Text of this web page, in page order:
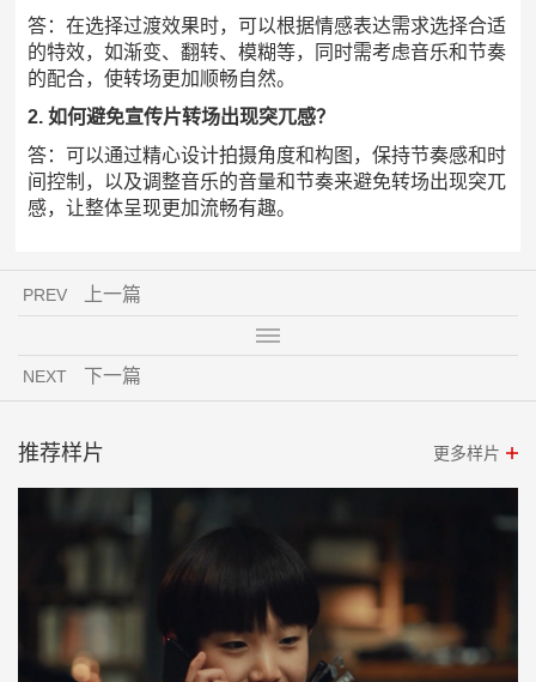
答：在选择过渡效果时，可以根据情感表达需求选择合适
的特效，如渐变、翻转、模糊等，同时需考虑音乐和节奏
的配合，使转场更加顺畅自然。
2. 如何避免宣传片转场出现突兀感？
答：可以通过精心设计拍摄角度和构图，保持节奏感和时
间控制，以及调整音乐的音量和节奏来避免转场出现突兀
感，让整体呈现更加流畅有趣。
PREV 上一篇
NEXT 下一篇
推荐样片 更多样片